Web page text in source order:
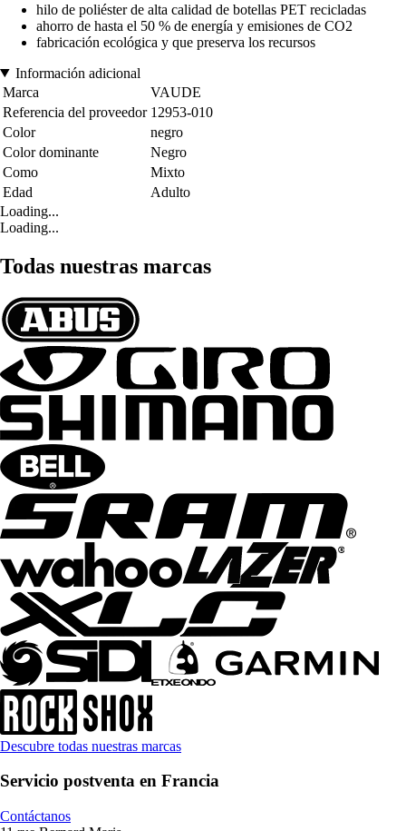
hilo de poliéster de alta calidad de botellas PET recicladas
ahorro de hasta el 50 % de energía y emisiones de CO2
fabricación ecológica y que preserva los recursos
Información adicional
Marca
VAUDE
Referencia del proveedor 12953-010
Color
negro
Color dominante
Negro
Como
Mixto
Edad
Adulto
Loading...
Loading...
Todas nuestras marcas
Descubre todas nuestras marcas
Servicio postventa en Francia
Contáctanos